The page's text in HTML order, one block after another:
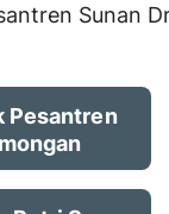
Sunan
Pesantren